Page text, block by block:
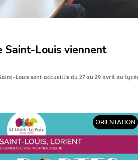
Saint-Louis viennent
Louis sont accueillis du 27 au 29 avril au
ORIENTATION